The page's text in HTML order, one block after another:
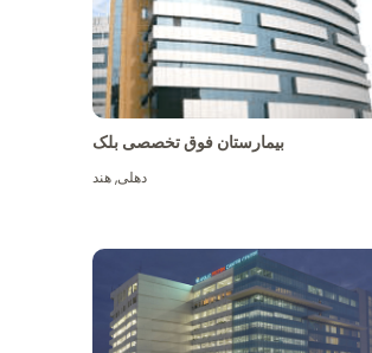
بیمارستان فوق تخصصی بلک
دهلی,هند